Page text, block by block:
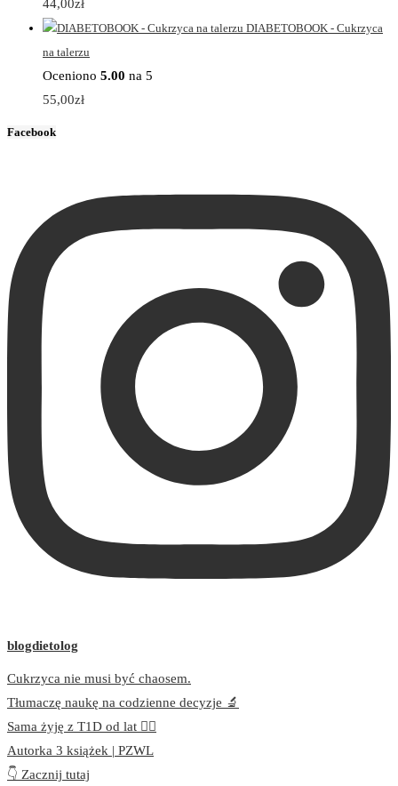
44,00zł
DIABETOBOOK - Cukrzyca
na talerzu
Oceniono 5.00 na 5
55,00zł
Facebook
blogdietolog
Cukrzyca nie musi być chaosem.
Tłumaczę naukę na codzienne decyzje 🔬
Sama żyję z T1D od lat 👩‍⚕️
Autorka 3 książek | PZWL
👇 Zacznij tutaj